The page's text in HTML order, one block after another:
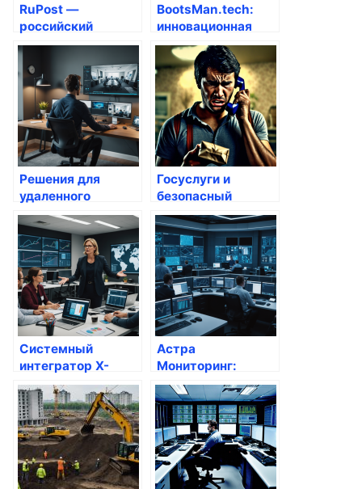
RuPost —
российский
корпоративный
почтовый сервер
на базе Linux:
инновационное
решение для
современных
бизнеса
BootsMan.tech:
инновационная
платформа
контейнеризации
приложений для
современного
бизнеса
Решения для
удаленного
доступа и
виртуализации
рабочих мест:
обзор Termidesk
Госуслуги и
безопасный
интернет: как
защитить себя?
Системный
интегратор X-
Com: комплексные
решения для
вашего бизнеса
Астра
Мониторинг:
инновационная
российская
платформа для
контроля ИТ-
инфраструктуры